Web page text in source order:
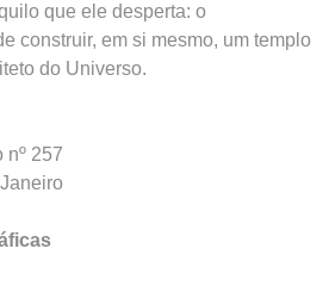
que ele desperta: o
construir, em si mesmo, um templo
do Universo.
nº 257